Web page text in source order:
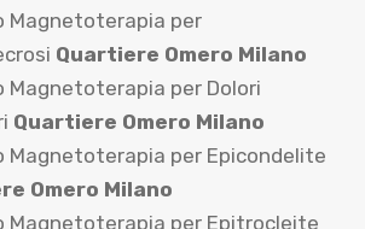
Magnetoterapia per
Quartiere Omero Milano
Magnetoterapia per Dolori
Quartiere Omero Milano
Magnetoterapia per Epicondelite
Omero Milano
Magnetoterapia per Epitrocleite